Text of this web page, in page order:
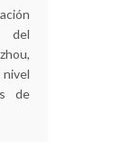
nivel
de